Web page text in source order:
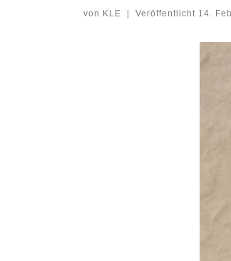
von KLE | Veröffentlicht 14.